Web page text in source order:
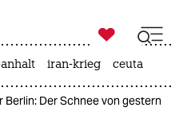

taz zahl ich
iran-krieg ceuta
Der Schnee von gestern